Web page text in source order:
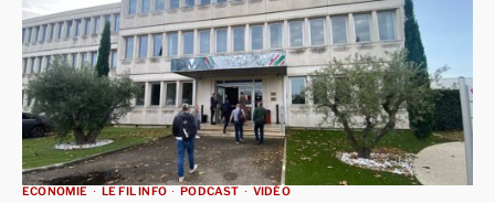
ECONOMIE LE FIL INFO PODCAST VIDÉO